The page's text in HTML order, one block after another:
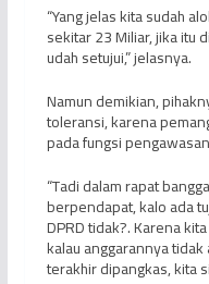
“Yang jelas kita sudah
sekitar 23 Miliar, jika itu
udah setujui,” jelasnya.
Namun demikian,
toleransi, karena
pada fungsi
“Tadi dalam rapat
berpendapat, kalo ada
DPRD tidak?. Karena
kalau anggarannya
terakhir dipangkas, kita